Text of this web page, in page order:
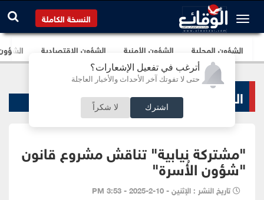
أترغب في تفعيل الإشعارات؟
حتى لا تفوتك آخر الأحداث والأخبار العاجلة
اشترك لا شكراً
النسخة الكاملة
الشؤون المحلية الشؤون الأمنية الشؤون الإقتصادية
الشؤون البرلمانية
"مشتركة نيابية" تناقش مشروع قانون
"شؤون الأُسرة"
تاريخ النشر : الإثنين - 10-2-2025 - 3:53 PM